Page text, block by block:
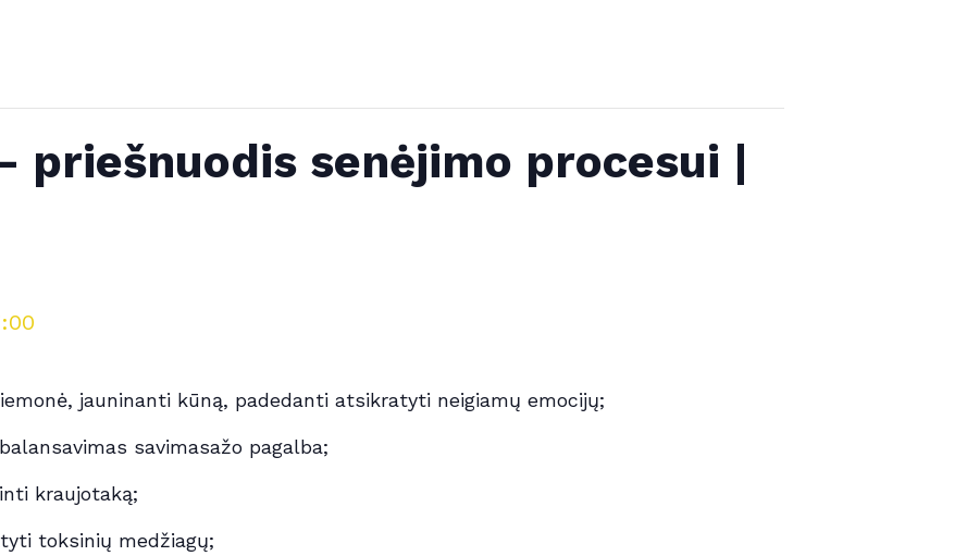
priešnuodis senėjimo procesui |
jauninanti kūną, padedanti atsikratyti neigiamų emocijų;
savimasažo pagalba;
kraujotaką;
toksinių medžiagų;